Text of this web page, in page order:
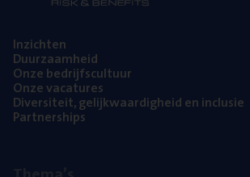
Inzich­ten
Duur­zaam­heid
Onze bedrijfs­cul­tuur
Onze vaca­tu­res
Diver­si­teit, gelijk­waar­dig­heid en inclusie
Part­ner­ships